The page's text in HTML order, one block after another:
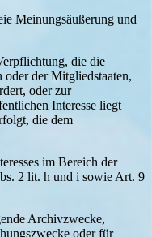
Meinungsäußerung und
die die
der Mitgliedstaaten,
oder zur
Interesse liegt
die dem
im Bereich der
2 lit. h und i sowie Art. 9
Archivzwecke,
oder für